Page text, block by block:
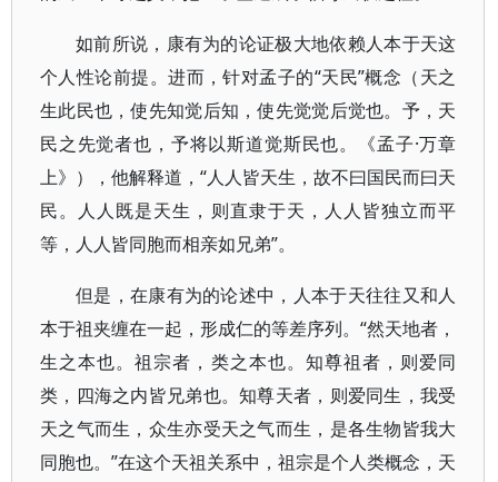
如前所说，康有为的论证极大地依赖人本于天这
个人性论前提。进而，针对孟子的“天民”概念（天之
生此民也，使先知觉后知，使先觉觉后觉也。予，天
民之先觉者也，予将以斯道觉斯民也。《孟子·万章
上》），他解释道，“人人皆天生，故不曰国民而曰天
民。人人既是天生，则直隶于天，人人皆独立而平
等，人人皆同胞而相亲如兄弟”。
但是，在康有为的论述中，人本于天往往又和人
本于祖夹缠在一起，形成仁的等差序列。“然天地者，
生之本也。祖宗者，类之本也。知尊祖者，则爱同
类，四海之内皆兄弟也。知尊天者，则爱同生，我受
天之气而生，众生亦受天之气而生，是各生物皆我大
同胞也。”在这个天祖关系中，祖宗是个人类概念，天